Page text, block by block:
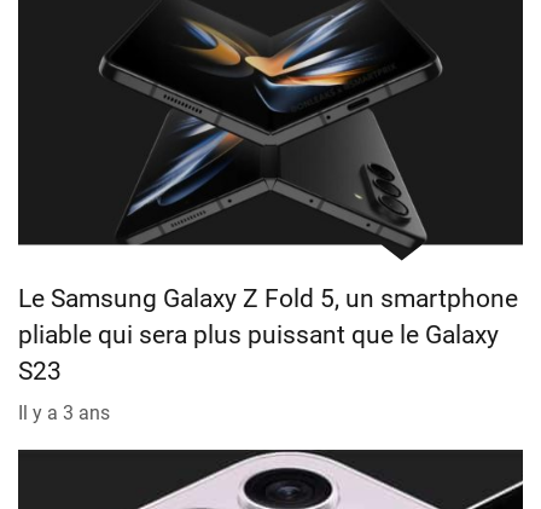
Le Samsung Galaxy Z Fold 5, un smartphone
pliable qui sera plus puissant que le Galaxy
S23
Il y a 3 ans